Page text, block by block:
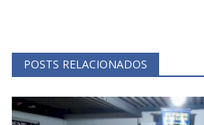
POSTS RELACIONADOS